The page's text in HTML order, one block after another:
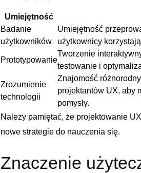
Umiejętność
Badanie
użytkowników
Umiejętność
użytkownicy​
Prototypowanie
Tworzenie‌
testowanie i
Zrozumienie
technologii
Znajomość
projektantów ​UX, aby
‍pomysły.
Należy⁢ pamiętać, że projektowanie
nowe strategie do nauczenia się.
Znaczenie